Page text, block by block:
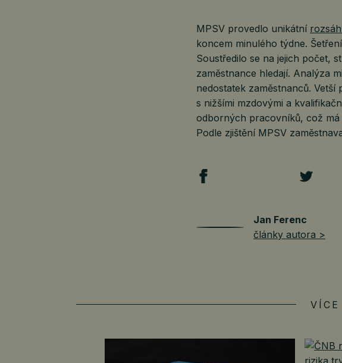
MPSV provedlo unikátní
koncem minulého týdne.
Soustředilo se na jejich počet,
zaměstnance hledají. Analýza
nedostatek zaměstnanců.
s nižšími mzdovými a
odborných pracovníků, což
Podle zjištění MPSV
Jan Ferenc
články autora >